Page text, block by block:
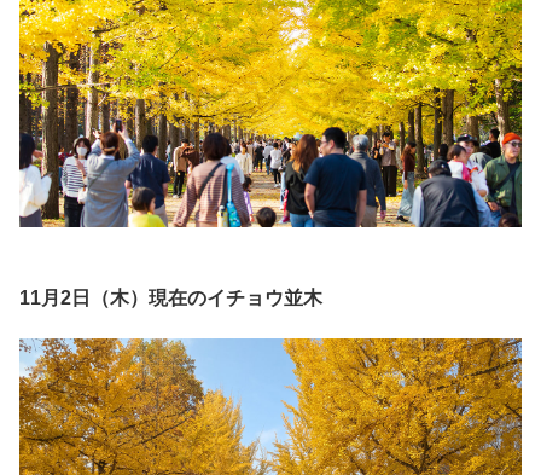
11月2日（木）現在のイチョウ並木